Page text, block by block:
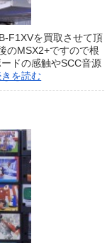
F1XVを買取させて頂
のMSX2+ですので根
ドの感触やSCC音源
を読む